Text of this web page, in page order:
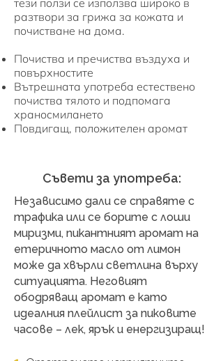
тези ползи се използва широко в
разтвори за грижа за кожата и
почистване на дома.
Почиства и пречиства въздуха и
повърхностите
Вътрешната употреба естествено
почиства тялото и подпомага
храносмилането
Повдигащ, положителен аромат
Съвети за употреба:
Независимо дали се справяте с
трафика или се борите с лоши
миризми, пикантният аромат на
етеричното масло от лимон
може да хвърли светлина върху
ситуацията. Неговият
ободряващ аромат е като
идеалния плейлист за пиковите
часове – лек, ярък и енергизиращ!